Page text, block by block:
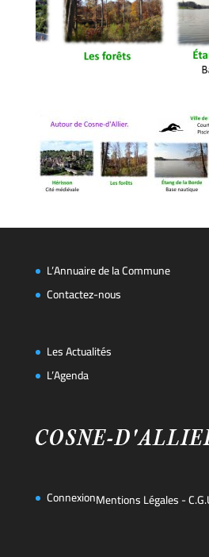
L’Annuaire de la Commune
Contactez-nous
Les Actualités
L’Agenda
ConnexionMentions Légales-